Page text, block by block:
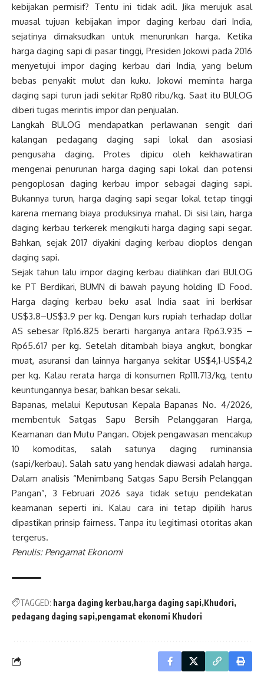
kebijakan permisif? Tentu ini tidak adil. Jika merujuk asal
muasal tujuan kebijakan impor daging kerbau dari India,
sejatinya dimaksudkan untuk menurunkan harga. Ketika
harga daging sapi di pasar tinggi, Presiden Jokowi pada 2016
menyetujui impor daging kerbau dari India, yang belum
bebas penyakit mulut dan kuku. Jokowi meminta harga
daging sapi turun jadi sekitar Rp80 ribu/kg. Saat itu BULOG
diberi tugas merintis impor dan penjualan.
Langkah BULOG mendapatkan perlawanan sengit dari
kalangan pedagang daging sapi lokal dan asosiasi
pengusaha daging. Protes dipicu oleh kekhawatiran
mengenai penurunan harga daging sapi lokal dan potensi
pengoplosan daging kerbau impor sebagai daging sapi.
Bukannya turun, harga daging sapi segar lokal tetap tinggi
karena memang biaya produksinya mahal. Di sisi lain, harga
daging kerbau terkerek mengikuti harga daging sapi segar.
Bahkan, sejak 2017 diyakini daging kerbau dioplos dengan
daging sapi.
Sejak tahun lalu impor daging kerbau dialihkan dari BULOG
ke PT Berdikari, BUMN di bawah payung holding ID Food.
Harga daging kerbau beku asal India saat ini berkisar
US$3.8–US$3.9 per kg. Dengan kurs rupiah terhadap dollar
AS sebesar Rp16.825 berarti harganya antara Rp63.935 –
Rp65.617 per kg. Setelah ditambah biaya angkut, bongkar
muat, asuransi dan lainnya harganya sekitar US$4,1-US$4,2
per kg. Kalau rerata harga di konsumen Rp111.713/kg, tentu
keuntungannya besar, bahkan besar sekali.
Bapanas, melalui Keputusan Kepala Bapanas No. 4/2026,
membentuk Satgas Sapu Bersih Pelanggaran Harga,
Keamanan dan Mutu Pangan. Objek pengawasan mencakup
10 komoditas, salah satunya daging ruminansia
(sapi/kerbau). Salah satu yang hendak diawasi adalah harga.
Dalam analisis “Menimbang Satgas Sapu Bersih Pelanggan
Pangan”, 3 Februari 2026 saya tidak setuju pendekatan
keamanan seperti ini. Kalau cara ini tetap dipilih harus
dipastikan prinsip fairness. Tanpa itu legitimasi otoritas akan
tergerus.
Penulis: Pengamat Ekonomi
TAGGED: harga daging kerbau harga daging sapi Khudori
pedagang daging sapi pengamat ekonomi Khudori